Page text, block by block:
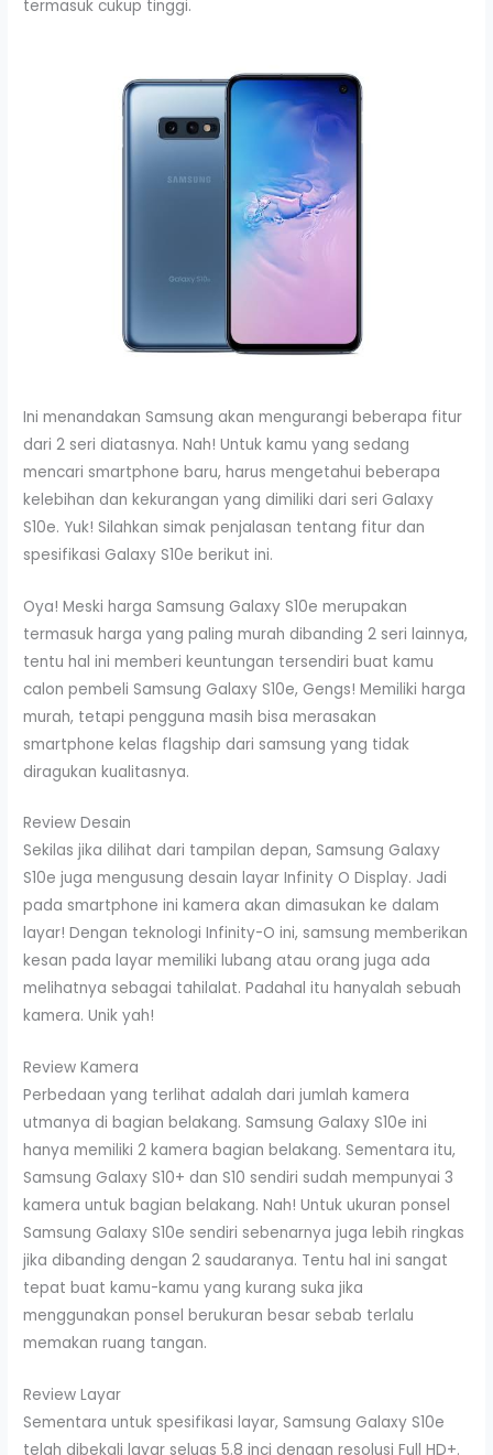
termasuk cukup tinggi.
Ini menandakan Samsung akan mengurangi beberapa fitur
dari 2 seri diatasnya. Nah! Untuk kamu yang sedang
mencari smartphone baru, harus mengetahui beberapa
kelebihan dan kekurangan yang dimiliki dari seri Galaxy
S10e. Yuk! Silahkan simak penjalasan tentang fitur dan
spesifikasi Galaxy S10e berikut ini.
Oya! Meski harga Samsung Galaxy S10e merupakan
termasuk harga yang paling murah dibanding 2 seri lainnya,
tentu hal ini memberi keuntungan tersendiri buat kamu
calon pembeli Samsung Galaxy S10e, Gengs! Memiliki harga
murah, tetapi pengguna masih bisa merasakan
smartphone kelas flagship dari samsung yang tidak
diragukan kualitasnya.
Review Desain
Sekilas jika dilihat dari tampilan depan, Samsung Galaxy
S10e juga mengusung desain layar Infinity O Display. Jadi
pada smartphone ini kamera akan dimasukan ke dalam
layar! Dengan teknologi Infinity-O ini, samsung memberikan
kesan pada layar memiliki lubang atau orang juga ada
melihatnya sebagai tahilalat. Padahal itu hanyalah sebuah
kamera. Unik yah!
Review Kamera
Perbedaan yang terlihat adalah dari jumlah kamera
utmanya di bagian belakang. Samsung Galaxy S10e ini
hanya memiliki 2 kamera bagian belakang. Sementara itu,
Samsung Galaxy S10+ dan S10 sendiri sudah mempunyai 3
kamera untuk bagian belakang. Nah! Untuk ukuran ponsel
Samsung Galaxy S10e sendiri sebenarnya juga lebih ringkas
jika dibanding dengan 2 saudaranya. Tentu hal ini sangat
tepat buat kamu-kamu yang kurang suka jika
menggunakan ponsel berukuran besar sebab terlalu
memakan ruang tangan.
Review Layar
Sementara untuk spesifikasi layar, Samsung Galaxy S10e
telah dibekali layar seluas 5.8 inci dengan resolusi Full HD+.